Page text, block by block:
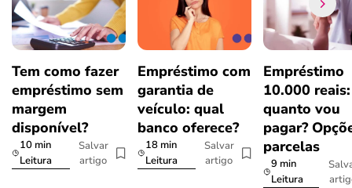
Tem como fazer
empréstimo sem
margem
disponível?
10 min
Leitura
Salvar
artigo
Empréstimo com
garantia de
veículo: qual
banco oferece?
18 min
Leitura
Salvar
artigo
Empréstimo
10.000 reais:
quanto vou
pagar?
parcelas
9 min
Leitura